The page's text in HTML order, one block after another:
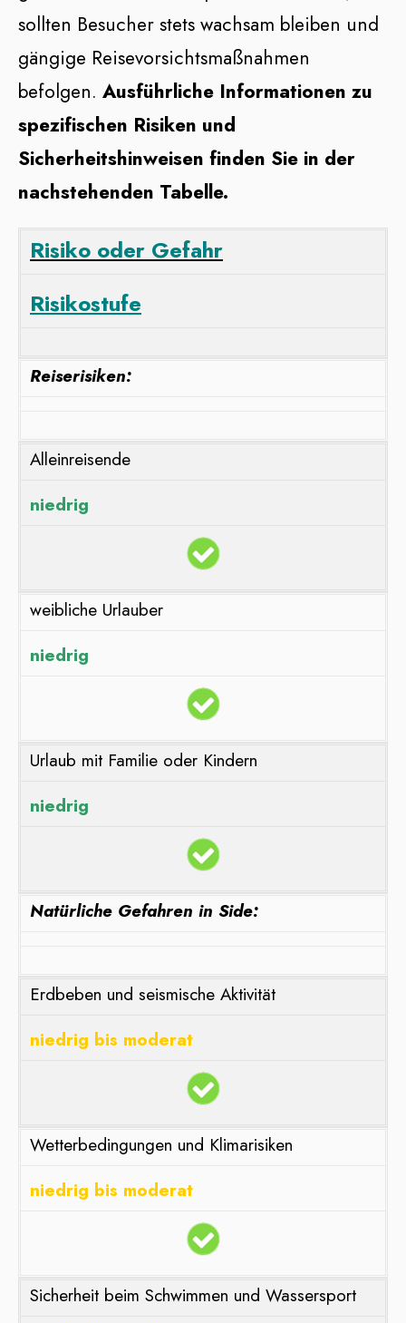
sollten Besucher stets wachsam bleiben und
gängige Reisevorsichtsmaßnahmen
befolgen. Ausführliche Informationen zu
spezifischen Risiken und
Sicherheitshinweisen finden Sie in der
nachstehenden Tabelle.
Risiko oder Gefahr
Risikostufe
Reiserisiken:
Alleinreisende
niedrig
weibliche Urlauber
niedrig
Urlaub mit Familie oder Kindern
niedrig
Natürliche Gefahren in Side:
Erdbeben und seismische Aktivität
niedrig bis moderat
Wetterbedingungen und Klimarisiken
niedrig bis moderat
Sicherheit beim Schwimmen und Wassersport